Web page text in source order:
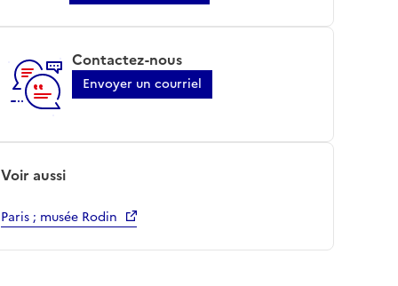
Contactez-nous
Envoyer un courriel
Voir aussi
Paris ; musée Rodin